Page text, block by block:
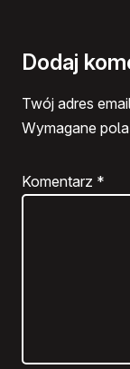
Dodaj
Twój adres
Wymagane
Komentarz *